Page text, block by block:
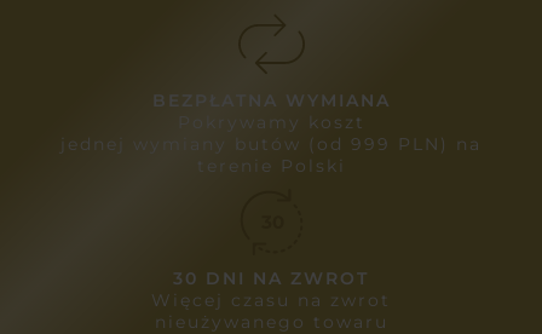
BEZPŁATNA WYMIANA
Pokrywamy koszt
jednej wymiany butów (od 999 PLN) na
terenie Polski
30 DNI NA ZWROT
Więcej czasu na zwrot
nieużywanego towaru